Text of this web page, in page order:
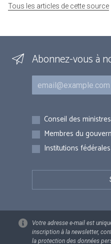
Tous les articles de cette source
Abonnez-vous à
Courriel
Inscriptions
Conseil des ministres
Membres du
Institutions fédérales
Votre adresse e-mail est
inscription à la newsletter,
la protection des données